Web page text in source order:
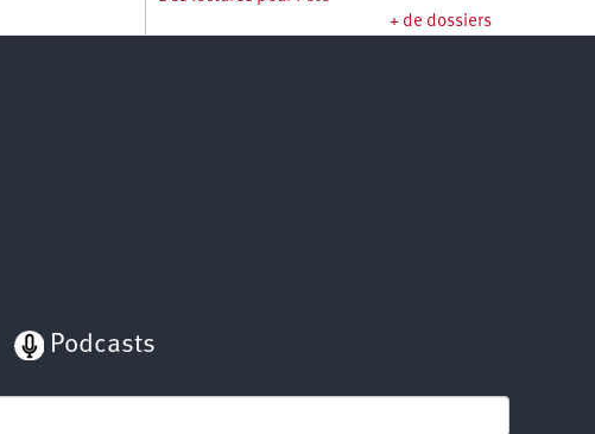
+ de dossiers
Podcasts